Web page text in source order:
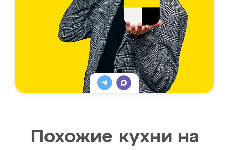
Похожие кухни на